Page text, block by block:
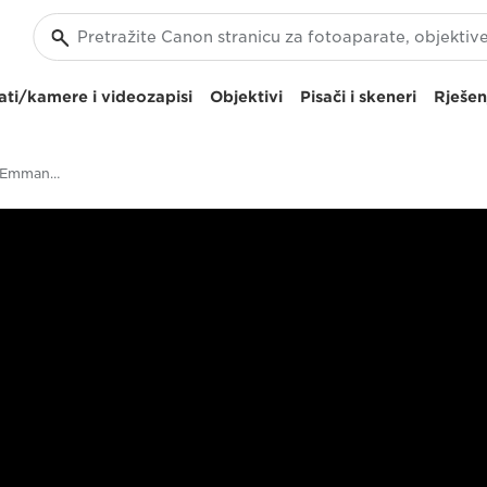
kamere i videozapisi Objektivi Pisači i skeneri
Street photographer Emmanuel Cole